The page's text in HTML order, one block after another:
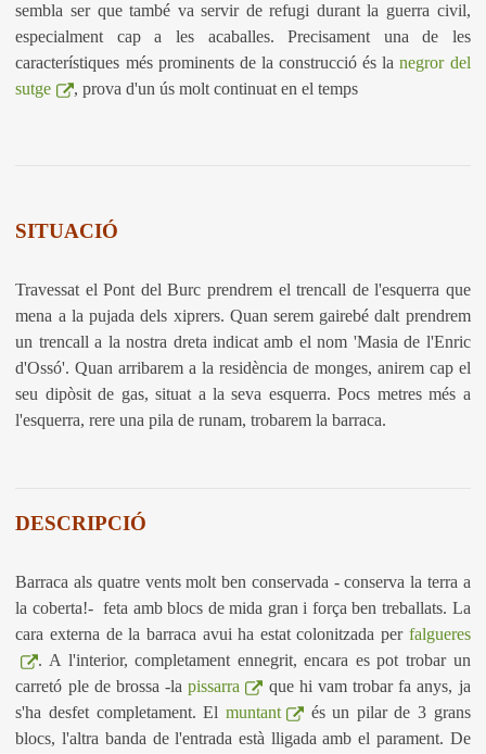
sembla ser que també va servir de refugi durant la guerra civil,
especialment cap a les acaballes. Precisament una de les
característiques més prominents de la construcció és lanegror del
sutge
, prova d'un ús molt continuat en el temps
SITUACIÓ
Travessat el Pont del Burc prendrem el trencall de l'esquerra que
mena a la pujada dels xiprers. Quan serem gairebé dalt prendrem
un trencall a la nostra dreta indicat amb el nom 'Masia de l'Enric
d'Ossó'. Quan arribarem a la residència de monges, anirem cap el
seu dipòsit de gas, situat a la seva esquerra. Pocs metres més a
l'esquerra, rere una pila de runam, trobarem la barraca.
DESCRIPCIÓ
Barraca als quatre vents molt ben conservada - conserva la terra a
la coberta!- feta amb blocs de mida gran i força ben treballats. La
cara externa de la barraca avui ha estat colonitzada per falgueres
. A l'interior, completament ennegrit, encara es pot trobar un
carretó ple de brossa -lapissarra
que hi vam trobar fa anys, ja
s'ha desfet completament. El muntant
és un pilar de 3 grans
blocs, l'altra banda de l'entrada està lligada amb el parament. De